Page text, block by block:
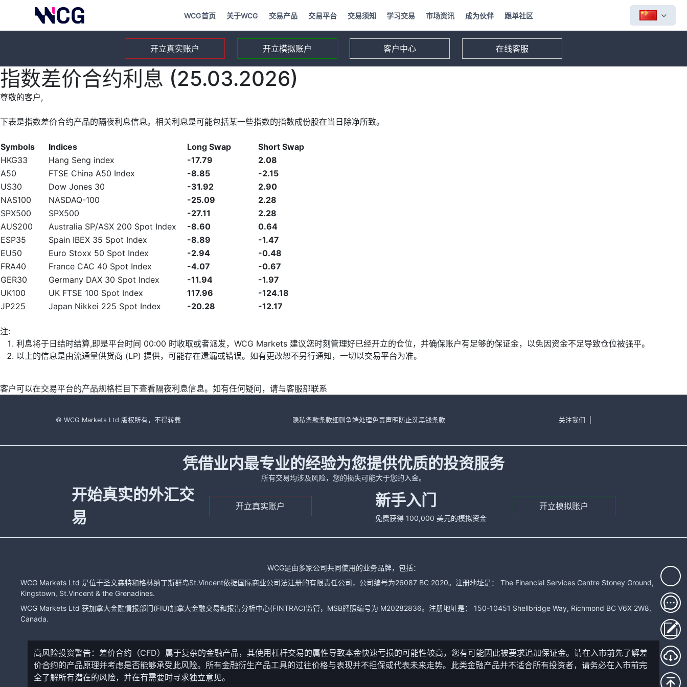
WCG首页 关于WCG 交易产品 交易平台 交易须知 学习交易 市场资讯 成为伙伴 跟单社区
开立真实账户 开立模拟账户 客户中心 在线客服
指数差价合约利息 (25.03.2026)
尊敬的客户,
下表是指数差价合约产品的隔夜利息信息。相关利息是可能包括某一些指数的指数成份股在当日除净所致。
Symbols Indices Long Swap
Short Swap
HKG33
Hang Seng index -17.79
2.08
A50
FTSE China A50 Index -8.85
-2.15
US30
Dow Jones 30 -31.92
2.90
NAS100
NASDAQ-100 -25.09
2.28
SPX500
SPX500 -27.11
2.28
AUS200
Australia SP/ASX 200 Spot Index -8.60
0.64
ESP35
Spain IBEX 35 Spot Index -8.89
-1.47
EU50
Euro Stoxx 50 Spot Index -2.94
-0.48
FRA40
France CAC 40 Spot Index -4.07
-0.67
GER30
Germany DAX 30 Spot Index -11.94
-1.97
UK100
UK FTSE 100 Spot Index 117.96
-124.18
JP225
Japan Nikkei 225 Spot Index -20.28 -12.17
注:
利息将于日结时结算,即是平台时间 00:00 时收取或者派发，WCG Markets 建议您时刻管理好已经开立的仓位，并确保账户有足够的保证金，以免因资金不足导致仓位被强平。
以上的信息是由流通量供货商 (LP) 提供，可能存在遗漏或错误。如有更改恕不另行通知，一切以交易平台为准。
客户可以在交易平台的产品规格栏目下查看隔夜利息信息。如有任何疑问，请与客服部联系
© WCG Markets Ltd 版权所有，不得转载 隐私条款条款细则 争端处理免责声明 防止洗黑钱条款 关注我们
凭借业内最专业的经验为您提供优质的投资服务
所有交易均涉及风险，您的损失可能大于您的入金。
开始真实的外汇交
易
开立真实账户 新手入门
免费获得 100,000 美元的模拟资金
开立模拟账户
WCG是由多家公司共同使用的业务品牌，包括：
WCG Markets Ltd 是位于圣文森特和格林纳丁斯群岛St.Vincent依据国际商业公司法注册的有限责任公司，公司编号为26087 BC 2020。注册地址是： The Financial Services Centre Stoney Ground,
Kingstown, St.Vincent & the Grenadines.
WCG Markets Ltd 获加拿大金融情报部门(FIU)加拿大金融交易和报告分析中心(FINTRAC)监管，MSB牌照编号为 M20282836。注册地址是： 150-10451 Shellbridge Way, Richmond BC V6X 2W8,
Canada.
高风险投资警告：差价合约（CFD）属于复杂的金融产品，其使用杠杆交易的属性导致本金快速亏损的可能性较高，您有可能因此被要求追加保证金。请在入市前先了解差
价合约的产品原理并考虑是否能够承受此风险。所有金融衍生产品工具的过往价格与表现并不担保或代表未来走势。此类金融产品并不适合所有投资者，请务必在入市前完
全了解所有潜在的风险，并在有需要时寻求独立意见。